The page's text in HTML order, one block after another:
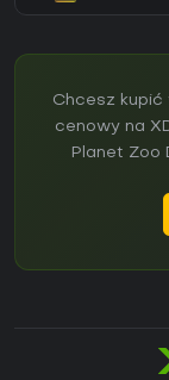
Chcesz kupić
cenowy na
Planet Zoo